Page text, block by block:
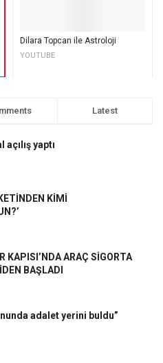
Dilara Topcan ile Astroloji
YOUTUBE
Latest
yaptı
KİMİ
KAPISI’NDA ARAÇ SİGORTA
BAŞLADI
adalet yerini buldu”